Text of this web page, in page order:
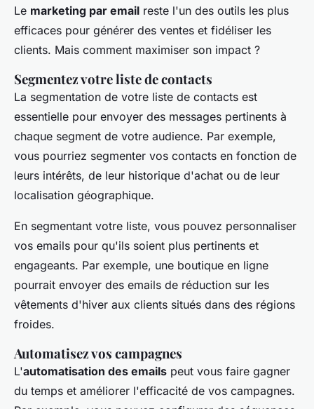
Le marketing par email reste l'un des outils les plus
efficaces pour générer des ventes et fidéliser les
clients. Mais comment maximiser son impact ?
Segmentez votre liste de contacts
La segmentation de votre liste de contacts est
essentielle pour envoyer des messages pertinents à
chaque segment de votre audience. Par exemple,
vous pourriez segmenter vos contacts en fonction de
leurs intérêts, de leur historique d'achat ou de leur
localisation géographique.
En segmentant votre liste, vous pouvez personnaliser
vos emails pour qu'ils soient plus pertinents et
engageants. Par exemple, une boutique en ligne
pourrait envoyer des emails de réduction sur les
vêtements d'hiver aux clients situés dans des régions
froides.
Automatisez vos campagnes
L'automatisation des emails peut vous faire gagner
du temps et améliorer l'efficacité de vos campagnes.